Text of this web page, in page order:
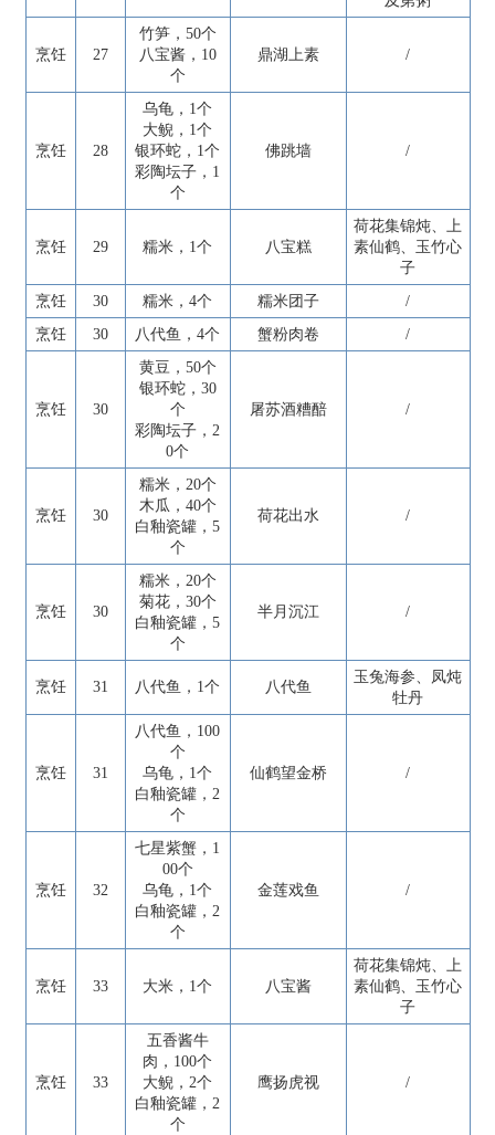
烹饪 27
竹笋，50个
八宝酱，10
个
鼎湖上素 /
烹饪 28
乌龟，1个
大鲵，1个
银环蛇，1个
彩陶坛子，1
个
佛跳墙 /
烹饪 29 糯米，1个 八宝糕
荷花集锦炖、上
素仙鹤、玉竹心
子
烹饪
30 糯米，4个 糯米团子
/
烹饪
30 八代鱼，4个 蟹粉肉卷 /
烹饪 30
黄豆，50个
银环蛇，30
个
彩陶坛子，2
0个
屠苏酒糟醅 /
烹饪 30
糯米，20个
木瓜，40个
白釉瓷罐，5
个
荷花出水 /
烹饪 30
糯米，20个
菊花，30个
白釉瓷罐，5
个
半月沉江 /
烹饪 31 八代鱼，1个 八代鱼
玉兔海参、凤炖
牡丹
烹饪 31
八代鱼，100
个
乌龟，1个
白釉瓷罐，2
个
仙鹤望金桥 /
烹饪 32
七星紫蟹，1
00个
乌龟，1个
白釉瓷罐，2
个
金莲戏鱼 /
烹饪 33 大米，1个 八宝酱
荷花集锦炖、上
素仙鹤、玉竹心
子
烹饪 33
五香酱牛
肉，100个
大鲵，2个
白釉瓷罐，2
个
鹰扬虎视 /